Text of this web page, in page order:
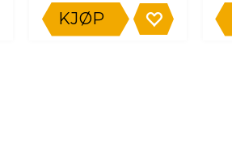
KJØP